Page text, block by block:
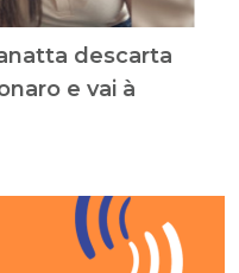
descarta
e vai à